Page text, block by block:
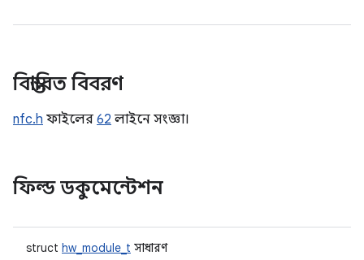
বিস্তারিত বিবরণ
nfc.h ফাইলের 62 লাইনে সংজ্ঞা।
ফিল্ড ডকুমেন্টেশন
struct hw_module_t সাধারণ